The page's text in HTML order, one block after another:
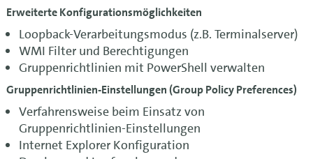
Erweiterte Konfigurationsmöglichkeiten
Loopback-Verarbeitungsmodus (z.B. Terminalserver)
WMI Filter und Berechtigungen
Gruppenrichtlinien mit PowerShell verwalten
Gruppenrichtlinien-Einstellungen (Group Policy Preferences)
Verfahrensweise beim Einsatz von
Gruppenrichtlinien-Einstellungen
Internet Explorer Konfiguration